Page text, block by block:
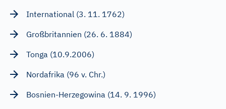
International (3. 11. 1762)
Großbritannien (26. 6. 1884)
Tonga (10.9.2006)
Nordafrika (96 v. Chr.)
Bosnien-Herzegowina (14. 9. 1996)